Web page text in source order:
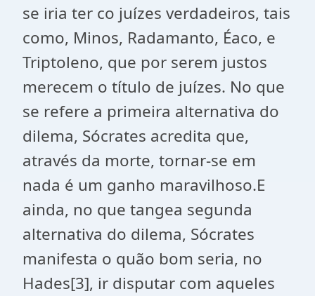
se iria ter co juízes verdadeiros, tais
como, Minos, Radamanto, Éaco, e
Triptoleno, que por serem justos
merecem o título de juízes. No que
se refere a primeira alternativa do
dilema, Sócrates acredita que,
através da morte, tornar-se em
nada é um ganho maravilhoso.E
ainda, no que tangea segunda
alternativa do dilema, Sócrates
manifesta o quão bom seria, no
Hades[3], ir disputar com aqueles